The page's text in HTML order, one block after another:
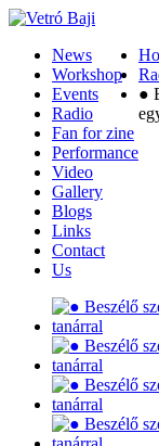
News
Workshop
Events
Radio
Fan for zine
Performance
Video
Gallery
Blogs
Links
Contact
Us
●